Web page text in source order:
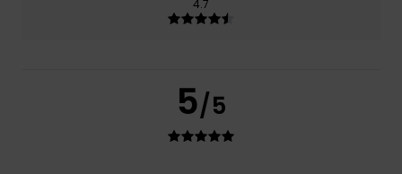
4.7
5/5